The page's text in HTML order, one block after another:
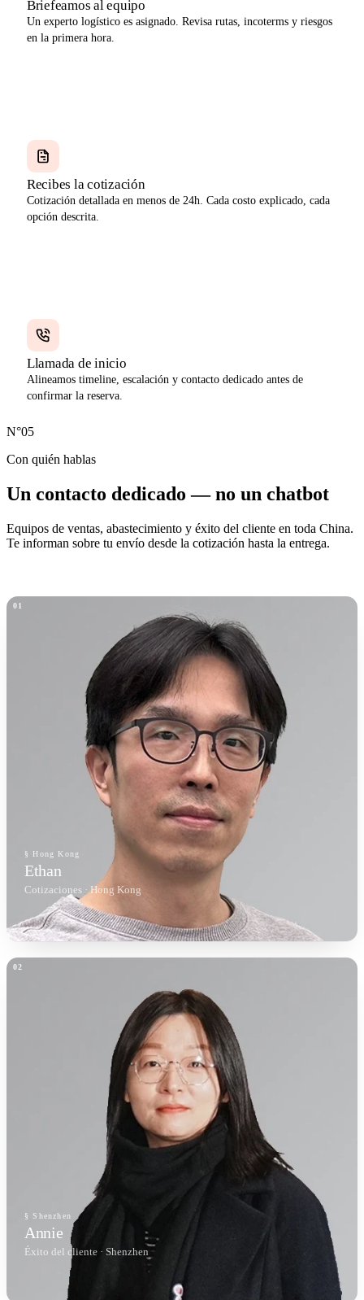
Briefeamos al equipo
Un experto logístico es asignado. Revisa rutas, incoterms y riesgos
en la primera hora.
Recibes la cotización
Cotización detallada en menos de 24h. Cada costo explicado, cada
opción descrita.
Llamada de inicio
Alineamos timeline, escalación y contacto dedicado antes de
confirmar la reserva.
N°05
Con quién hablas
Un contacto dedicado —no un chatbot
Equipos de ventas, abastecimiento y éxito del cliente en toda China.
Te informan sobre tu envío desde la cotización hasta la entrega.
§ Hong Kong
Ethan
Cotizaciones · Hong Kong
§ Shenzhen
Annie
Éxito del cliente · Shenzhen